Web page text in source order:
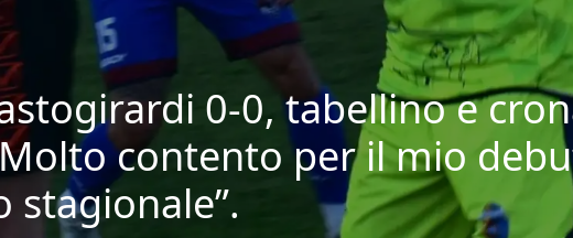
0-0, tabellino e
contento per il mio
stagionale”.